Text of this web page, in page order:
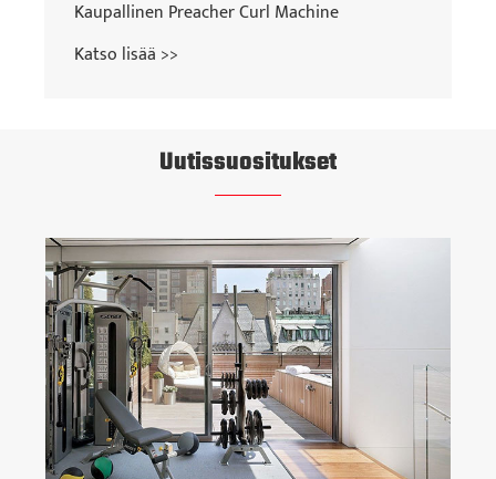
Uutissuositukset
Kuinka Pilates-sänky parantaa
kuntoilurutiiniasi?
Katso lisää >>